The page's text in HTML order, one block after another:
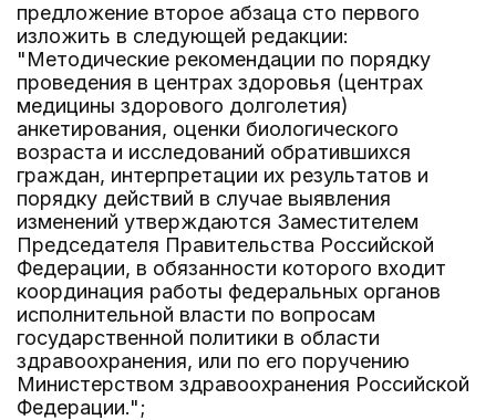
предложение второе абзаца сто первого
изложить в следующей редакции:
"Методические рекомендации по порядку
проведения в центрах здоровья (центрах
медицины здорового долголетия)
анкетирования, оценки биологического
возраста и исследований обратившихся
граждан, интерпретации их результатов и
порядку действий в случае выявления
изменений утверждаются Заместителем
Председателя Правительства Российской
Федерации, в обязанности которого входит
координация работы федеральных органов
исполнительной власти по вопросам
государственной политики в области
здравоохранения, или по его поручению
Министерством здравоохранения Российской
Федерации.";